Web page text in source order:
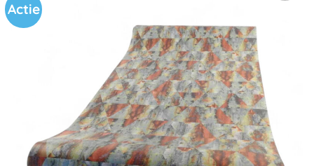
Actie
verlanglijst